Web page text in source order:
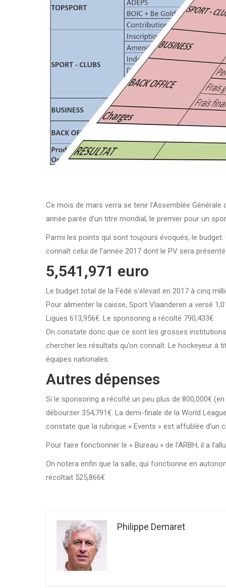
Ce mois de mars verra se tenir l’Assemblée Générale
année parée d’un titre mondial, le premier pour un
Parmi les points qui sont toujours évoqués, le
connaît celui de l’année 2017 dont le PV sera
5,541,971 euro
Le budget total de la Fédé s’élevait en 2017 à cinq
Pour alimenter la caisse, Sport Vlaanderen a versé
Ligues 613,956€. Le sponsoring a récolté 790,433€.
On constate donc que ce sont les grosses
chercher les résultats qu’on connaît. Le hockeyeur à
équipes nationales.
Autres dépenses
Si le sponsoring a récolté un peu plus de 800,000€
débourser 354,791€. La demi-finale de la World
constate que la rubrique « Events » est affublée d’un
Pour faire fonctionner le « Bureau » de l’ARBH, il a
On notera enfin que la salle, qui fonctionne en
récoltait 525,866€
Philippe Demaret